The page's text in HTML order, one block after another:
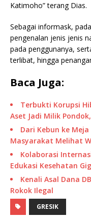
Katimoho” terang Dias.
Sebagai informask,
pengenalan jenis jenis
pada penggunanya,
terlibat, hingga
Baca Juga:
Terbukti Korupsi
Aset Jadi Milik
Dari Kebun ke
Masyarakat Melihat
Kolaborasi
Edukasi Kesehatan
Kenali Asal Dana
Rokok Ilegal
GRESIK